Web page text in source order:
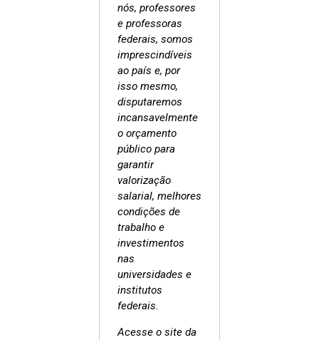
nós, professores
e professoras
federais, somos
imprescindíveis
ao país e, por
isso mesmo,
disputaremos
incansavelmente
o orçamento
público para
garantir
valorização
salarial, melhores
condições de
trabalho e
investimentos
nas
universidades e
institutos
federais.
Acesse o site da